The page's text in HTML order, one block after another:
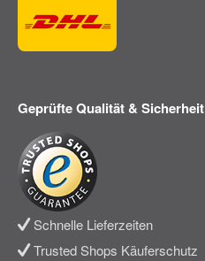
Geprüfte Qualität & Sicherheit
Schnelle Lieferzeiten
Trusted Shops Käuferschutz